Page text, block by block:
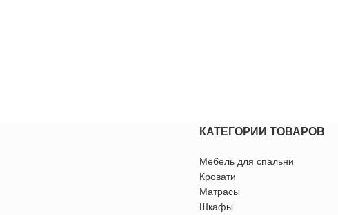
КАТЕГОРИИ ТОВАРОВ
Мебель для спальни
Кровати
Матрасы
Шкафы